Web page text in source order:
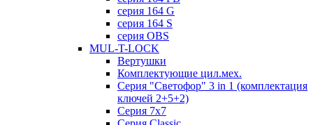
серия 164 G
серия 164 S
серия OBS
MUL-T-LOCK
Вертушки
Комплектующие цил.мех.
Серия "Светофор" 3 in 1 (комплектация
ключей 2+5+2)
Серия 7х7